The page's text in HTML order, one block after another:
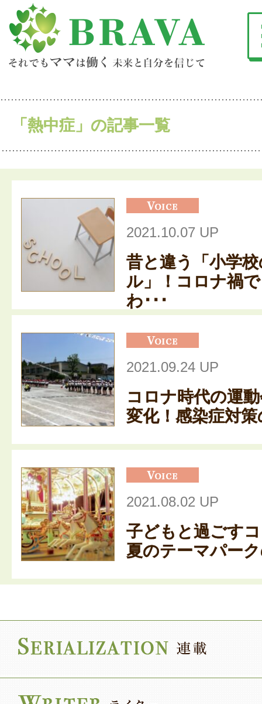
「熱中症」の記事一覧
2021.10.07 UP
昔と違う「小学
ル」！コロナ禍
わ･･･
2021.09.24 UP
コロナ時代の運
変化！感染症対策
2021.08.02 UP
子どもと過ごす
夏のテーマパー